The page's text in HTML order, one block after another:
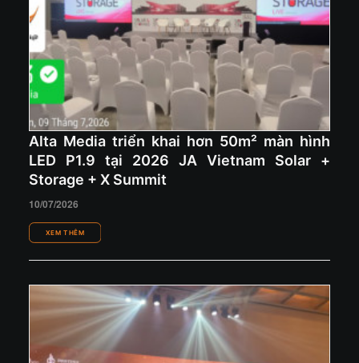
Alta Media triển khai hơn 50m² màn hình
LED P1.9 tại 2026 JA Vietnam Solar +
Storage + X Summit
10/07/2026